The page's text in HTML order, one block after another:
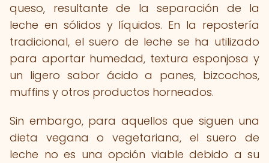
queso, resultante de la separación de la
leche en sólidos y líquidos. En la repostería
tradicional, el suero de leche se ha utilizado
para aportar humedad, textura esponjosa y
un ligero sabor ácido a panes, bizcochos,
muffins y otros productos horneados.
Sin embargo, para aquellos que siguen una
dieta vegana o vegetariana, el suero de
leche no es una opción viable debido a su